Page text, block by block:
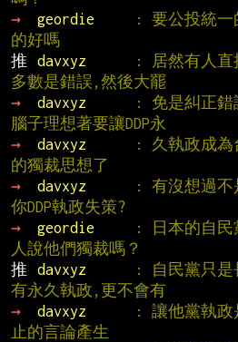
→
geordie
: 要公投統一
的好嗎
推
davxyz
: 居然有人直
多數是錯誤,然後大罷
→
davxyz
: 免是糾正錯
腦子理想著要讓DDP永
→
davxyz
: 久執政成為
的獨裁思想了
→
davxyz
: 有沒想過不
你DDP執政失策?
→
geordie
: 日本的自民
人說他們獨裁嗎？
推
davxyz
: 自民黨只是
有永久執政,更不會有
→
davxyz
: 讓他黨執政
止的言論產生